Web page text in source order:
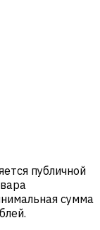
публичной
сумма